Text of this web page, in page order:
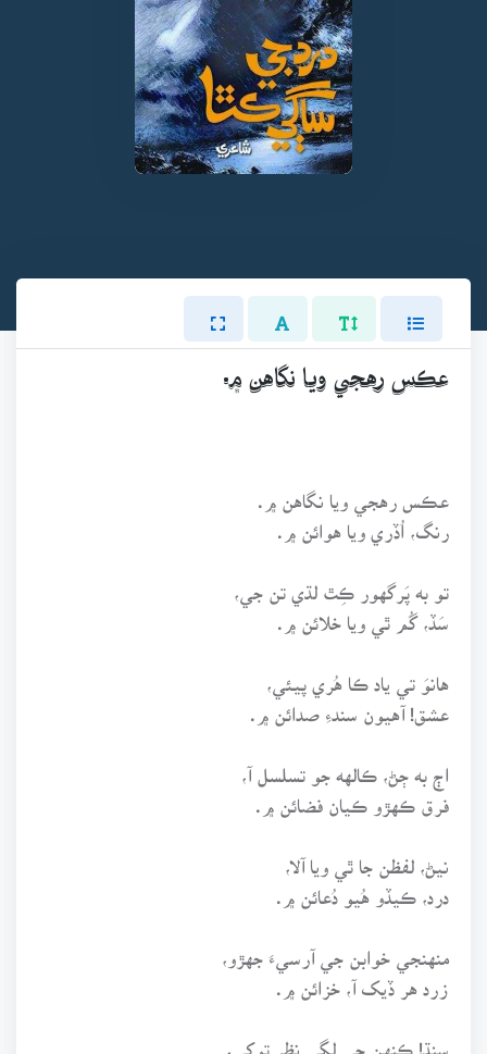
عڪس رهجي ويا نگاهن ۾.
عڪس رهجي ويا نگاهن ۾.
رنگ، اُڏري ويا هوائن ۾.
تو به پَرگهور ڪِٿ لڌي تن جي،
سَڏ، گُم ٿي ويا خلائن ۾.
هانوَ تي ياد ڪا هُري پيئي،
عشق! آهيون سندءِ صدائن ۾.
اڄ به ڄڻ، ڪالهه جو تسلسل آ،
فرق ڪهڙو ڪيان فضائن ۾.
نيڻ، لفظن جا ٿي ويا آلا،
درد، ڪيڏو هُيو دُعائن ۾.
منهنجي خوابن جي آرسيءَ جهڙو،
زرد هر ڏيک آ، خزائن ۾.
سنڌ! ڪنهن جي لڳي نظر توکي،